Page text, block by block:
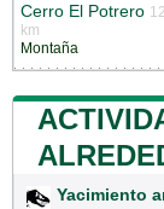
Cerro El Potrero
km
Montaña
Yacimiento